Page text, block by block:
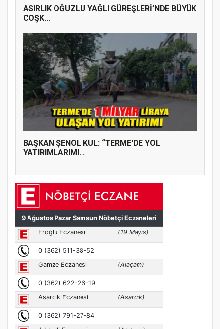
ASIRLIK OĞUZLU YAĞLI GÜREŞLERİ’NDE BÜYÜK
COŞK...
BAŞKAN ŞENOL KUL: “TERME'DE YOL
YATIRIMLARIMI...